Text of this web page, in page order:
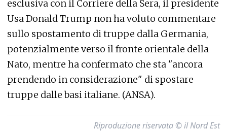
esclusiva con il Corriere della Sera, il presidente
Usa Donald Trump non ha voluto commentare
sullo spostamento di truppe dalla Germania,
potenzialmente verso il fronte orientale della
Nato, mentre ha confermato che sta "ancora
prendendo in considerazione" di spostare
truppe dalle basi italiane. (ANSA).
Riproduzione riservata © il Nord Est